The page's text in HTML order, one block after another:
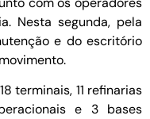
Nesta segunda, pela
e do escritório
terminais, 11 refinarias
e 3 bases